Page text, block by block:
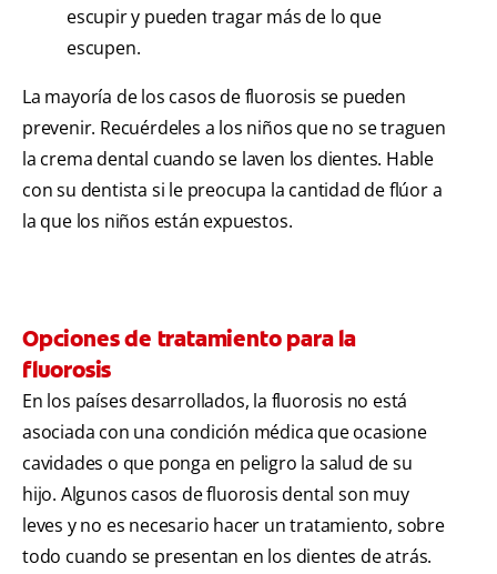
escupir y pueden tragar más de lo que
escupen.
La mayoría de los casos de fluorosis se pueden
prevenir. Recuérdeles a los niños que no se traguen
la crema dental cuando se laven los dientes. Hable
con su dentista si le preocupa la cantidad de flúor a
la que los niños están expuestos.
Opciones de tratamiento para la
fluorosis
En los países desarrollados, la fluorosis no está
asociada con una condición médica que ocasione
cavidades o que ponga en peligro la salud de su
hijo. Algunos casos de fluorosis dental son muy
leves y no es necesario hacer un tratamiento, sobre
todo cuando se presentan en los dientes de atrás.